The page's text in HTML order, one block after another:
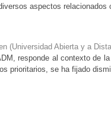
aspectos relacionados
(Universidad Abierta y a
responde al contexto de
prioritarios, se ha fijado